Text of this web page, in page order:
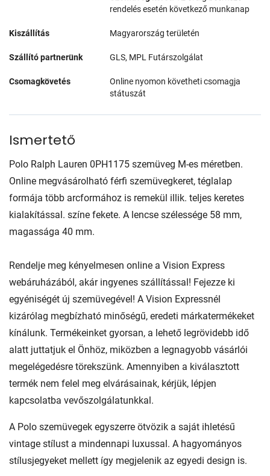
rendelés esetén következő munkanap
Kiszállítás Magyarország területén
Szállító partnerünk GLS, MPL Futárszolgálat
Csomagkövetés
Online nyomon követheti csomagja
státuszát
Ismertető
Polo Ralph Lauren 0PH1175 szemüveg M-es méretben.
Online megvásárolható férfi szemüvegkeret, téglalap
formája több arcformához is remekül illik. teljes keretes
kialakítással. színe fekete. A lencse szélessége 58 mm,
magassága 40 mm.
Rendelje meg kényelmesen online a Vision Express
webáruházából, akár ingyenes szállítással! Fejezze ki
egyéniségét új szemüvegével! A Vision Expressnél
kizárólag megbízható minőségű, eredeti márkatermékeket
kínálunk. Termékeinket gyorsan, a lehető legrövidebb idő
alatt juttatjuk el Önhöz, miközben a legnagyobb vásárlói
megelégedésre törekszünk. Amennyiben a kiválasztott
termék nem felel meg elvárásainak, kérjük, lépjen
kapcsolatba vevőszolgálatunkkal.
A Polo szemüvegek egyszerre ötvözik a saját ihletésű
vintage stílust a mindennapi luxussal. A hagyományos
stílusjegyeket mellett így megjelenik az egyedi design is.